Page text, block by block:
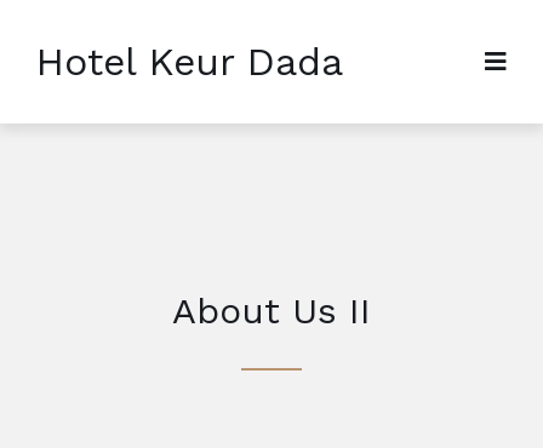
Hotel Keur Dada
About Us II